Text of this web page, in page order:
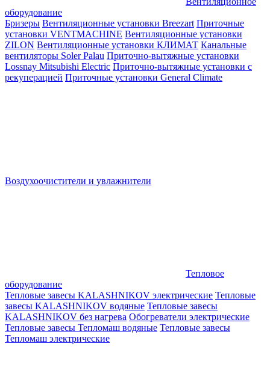
оборудование
Бризеры Вентиляционные установки Breezart Приточные
установки VENTMACHINE Вентиляционные установки
ZILON Вентиляционные установки КЛИМАТ Канальные
вентиляторы Soler Palau Приточно-вытяжные установки
Lossnay Mitsubishi Electric Приточно-вытяжные установки с
рекуперацией Приточные установки General Climate
Воздухоочистители и увлажнители
Тепловое
оборудование
Тепловые завесы KALASHNIKOV электрические Тепловые
завесы KALASHNIKOV водяные Тепловые завесы
KALASHNIKOV без нагрева Обогреватели электрические
Тепловые завесы Тепломаш водяные Тепловые завесы
Тепломаш электрические